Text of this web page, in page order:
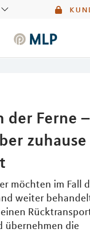
der Ferne –
zuhause
möchten im Fall
weiter
übernehmen die